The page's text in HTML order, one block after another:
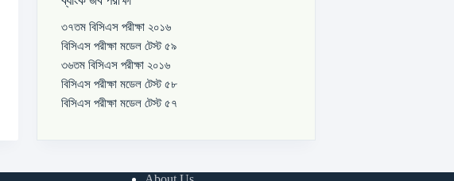
৩৭তম বিসিএস পরীক্ষা ২০১৬
বিসিএস পরীক্ষা মডেল টেস্ট ৫৯
৩৬তম বিসিএস পরীক্ষা ২০১৬
বিসিএস পরীক্ষা মডেল টেস্ট ৫৮
বিসিএস পরীক্ষা মডেল টেস্ট ৫৭